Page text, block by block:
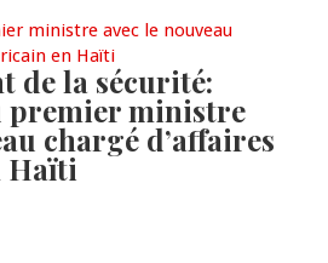
de la sécurité:
premier ministre
chargé d’affaires
Haïti